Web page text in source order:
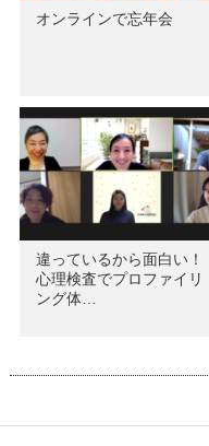
オンラインで忘年会
違っているから面白い！
心理検査でプロファイリ
ング体…